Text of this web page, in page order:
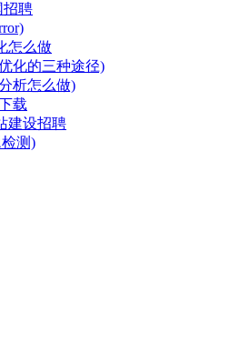
招聘
怎么做
化的三种途径)
析怎么做)
载
建设招聘
检测)